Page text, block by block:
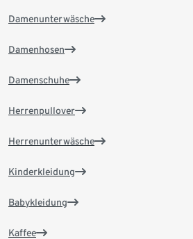
Damenunterwäsche
Damenhosen
Damenschuhe
Herrenpullover
Herrenunterwäsche
Kinderkleidung
Babykleidung
Kaffee